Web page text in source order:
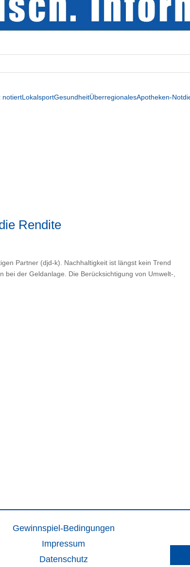
notiertLokalsportGesundheitÜberregionalesApotheken-
Rendite
Partner (djd-k). Nachhaltigkeit ist längst kein Trend
der Geldanlage. Die Berücksichtigung von Umwelt-,
Gewinnspiel-Bedingungen
Impressum
Datenschutz